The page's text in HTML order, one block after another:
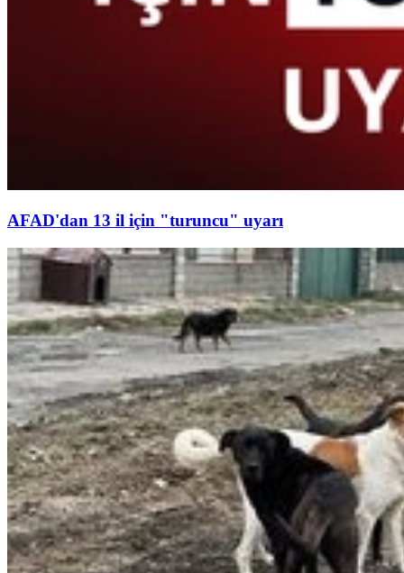
AFAD'dan 13 il için "turuncu" uyarı